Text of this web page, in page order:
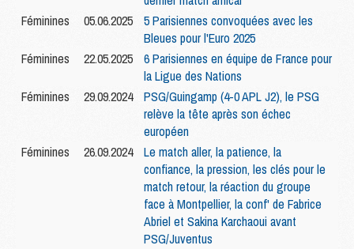
Féminines
05.06.2025
5 Parisiennes convoquées avec les
Bleues pour l'Euro 2025
Féminines
22.05.2025
6 Parisiennes en équipe de France pour
la Ligue des Nations
Féminines
29.09.2024
PSG/Guingamp (4-0 APL J2), le PSG
relève la tête après son échec
européen
Féminines
26.09.2024
Le match aller, la patience, la
confiance, la pression, les clés pour le
match retour, la réaction du groupe
face à Montpellier, la conf' de Fabrice
Abriel et Sakina Karchaoui avant
PSG/Juventus